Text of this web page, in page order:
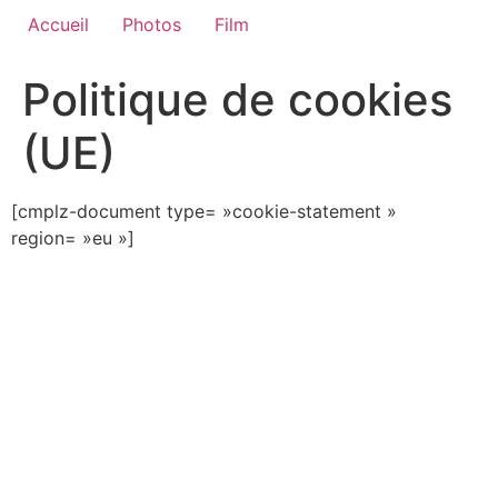
Accueil Photos Film
Politique de cookies
(UE)
[cmplz-document type= »cookie-statement »
region= »eu »]